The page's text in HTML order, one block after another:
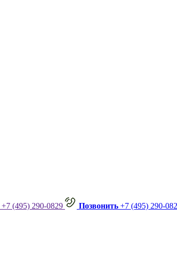
+7 (495) 290-0829 Позвонить +7 (495) 290-